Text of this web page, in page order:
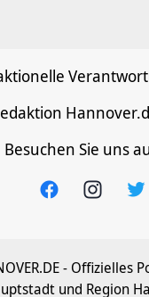
Besuchen Sie uns
- Offizielles
und Region